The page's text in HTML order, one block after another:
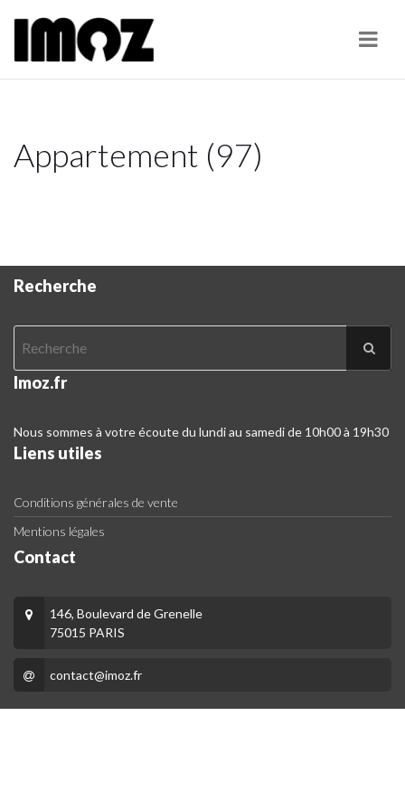
Appartement (97)
Recherche
Imoz.fr
Nous sommes à votre écoute du lundi au samedi de 10h00 à 19h30
Liens utiles
Conditions générales de vente
Mentions légales
Contact
146, Boulevard de Grenelle
75015 PARIS
contact@imoz.fr